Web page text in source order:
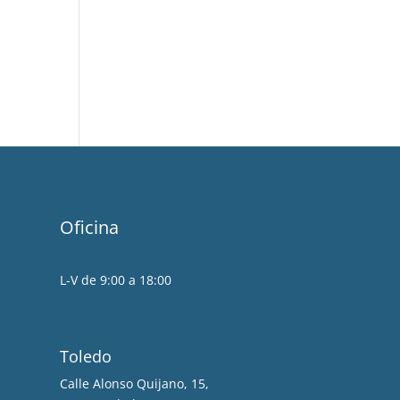
Oficina
L-V de 9:00 a 18:00
Toledo
Calle Alonso Quijano, 15,